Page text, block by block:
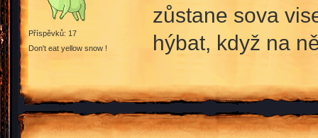
Příspěvků: 17
Don't eat yellow snow !
zůstane sova
hýbat, když na